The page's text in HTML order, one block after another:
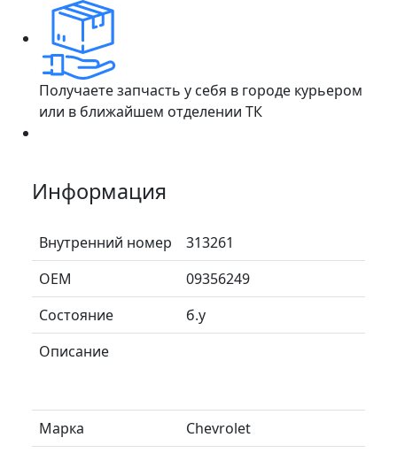
Получаете запчасть у себя в городе курьером
или в ближайшем отделении ТК
Информация
Внутренний номер
313261
ОЕМ
09356249
Состояние
б.у
Описание
Марка
Chevrolet